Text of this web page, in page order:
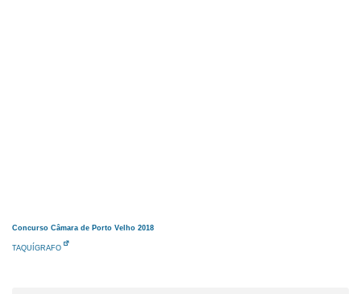
Concurso Câmara de Porto Velho 2018
TAQUÍGRAFO